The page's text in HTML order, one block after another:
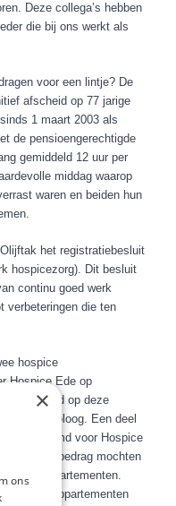
Deze collega’s hebben
die bij ons werkt als
voor een lintje? De
afscheid op 77 jarige
1 maart 2003 als
de pensioengerechtigde
gemiddeld 12 uur per
middag waarop
waren en beiden hun
het registratiebesluit
hospicezorg). Dit besluit
continu goed werk
verbeteringen die ten
hospice
Hospice Ede op
Aansluitend op deze
een vinoloog. Een deel
was bestemd voor Hospice
2500. Dat bedrag mochten
appartementen.
op de appartementen
×
ons